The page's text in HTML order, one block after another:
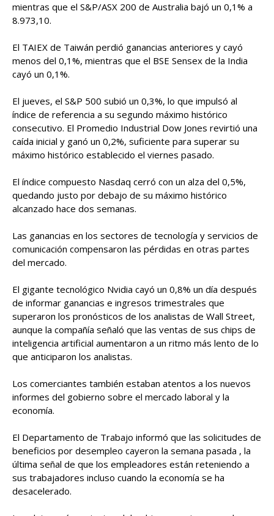
mientras que el S&P/ASX 200 de Australia bajó un 0,1% a
8.973,10.
El TAIEX de Taiwán perdió ganancias anteriores y cayó
menos del 0,1%, mientras que el BSE Sensex de la India
cayó un 0,1%.
El jueves, el S&P 500 subió un 0,3%, lo que impulsó al
índice de referencia a su segundo máximo histórico
consecutivo. El Promedio Industrial Dow Jones revirtió una
caída inicial y ganó un 0,2%, suficiente para superar su
máximo histórico establecido el viernes pasado.
El índice compuesto Nasdaq cerró con un alza del 0,5%,
quedando justo por debajo de su máximo histórico
alcanzado hace dos semanas.
Las ganancias en los sectores de tecnología y servicios de
comunicación compensaron las pérdidas en otras partes
del mercado.
El gigante tecnológico Nvidia cayó un 0,8% un día después
de informar ganancias e ingresos trimestrales que
superaron los pronósticos de los analistas de Wall Street,
aunque la compañía señaló que las ventas de sus chips de
inteligencia artificial aumentaron a un ritmo más lento de lo
que anticiparon los analistas.
Los comerciantes también estaban atentos a los nuevos
informes del gobierno sobre el mercado laboral y la
economía.
El Departamento de Trabajo informó que las solicitudes de
beneficios por desempleo cayeron la semana pasada , la
última señal de que los empleadores están reteniendo a
sus trabajadores incluso cuando la economía se ha
desacelerado.